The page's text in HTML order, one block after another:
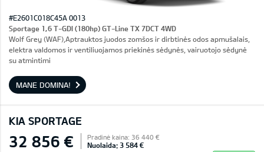
#E2601C018C45A 0013
Sportage 1,6 T-GDI (180hp) GT-Line TX 7DCT 4WD
Wolf Grey (WAF),Aptrauktos juodos zomšos ir dirbtinės odos apmušalais,
elektra valdomos ir ventiliuojamos priekinės sėdynės, vairuotojo sėdynė
su atmintimi
MANE DOMINA!
KIA SPORTAGE
32 856 € Pradinė kaina: 36 440 €
Nuolaida: 3 584 €